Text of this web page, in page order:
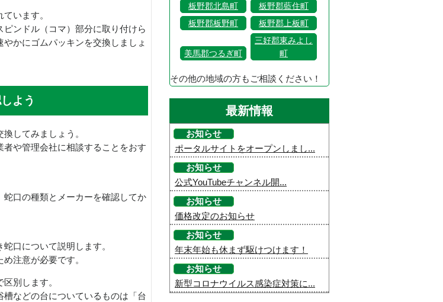
います。
ンドル（コマ）部分に取り付けら
かにゴムパッキンを交換しましょ
よう
してみましょう。
や管理会社に相談することをおす
口の種類とメーカーを確認してか
口について説明します。
注意が必要です。
別します。
などの台についているものは「台
板野郡北島町
板野郡藍住町
板野郡板野町
板野郡上板町
美馬郡つるぎ町
三好郡東みよし
町
その他の地域の方もご相談ください！
最新情報
お知らせ
ポータルサイトをオープンしまし...
お知らせ
公式YouTubeチャンネル開...
お知らせ
価格改定のお知らせ
お知らせ
年末年始も休まず駆けつけます！
お知らせ
新型コロナウイルス感染症対策に...